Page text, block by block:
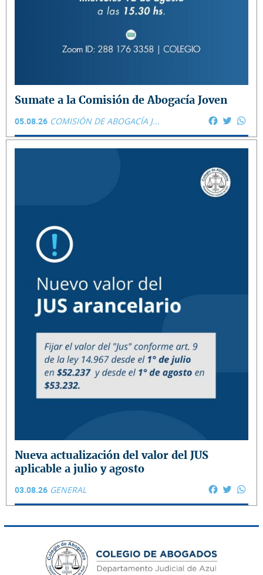
Sumate a la Comisión de Abogacía Joven
05.08.26 COMISIÓN DE ABOGACÍA J... Facebook
Twitter
Nueva actualización del valor del JUS
aplicable a julio y agosto
03.08.26 GENERAL Facebook
Twitter